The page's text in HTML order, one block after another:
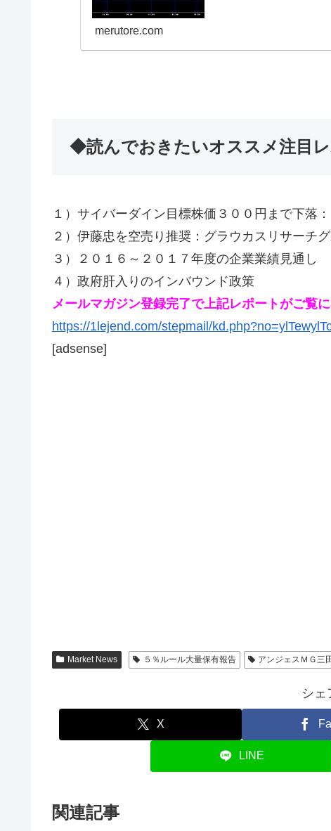
merutore.com
◆読んでおきたいオススメ注目レ
１）サイバーダイン目標株価３００円まで下落
２）伊藤忠を空売り推奨：グラウカスリサーチ
３）２０１６～２０１７年度の企業業績見通し
４）政府肝入りのインバウンド政策
メールマガジン登録完了で上記レポートがご覧に
https://1lejend.com/stepmail/
[adsense]
Market News ５％ルール大量保有報告 アンジェスＭＧ三
シェ
X
LINE
関連記事